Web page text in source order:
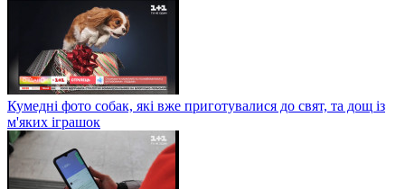
Кумедні фото собак, які вже приготувалися до свят, та дощ із
м'яких іграшок